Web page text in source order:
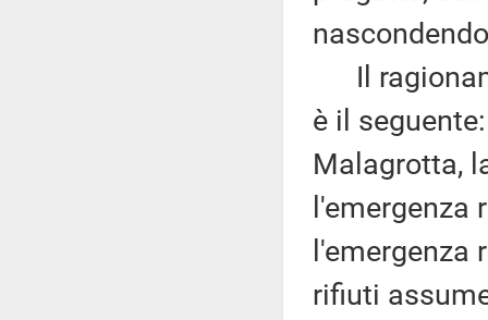
Il
è il
Malagrotta,
rifiuti